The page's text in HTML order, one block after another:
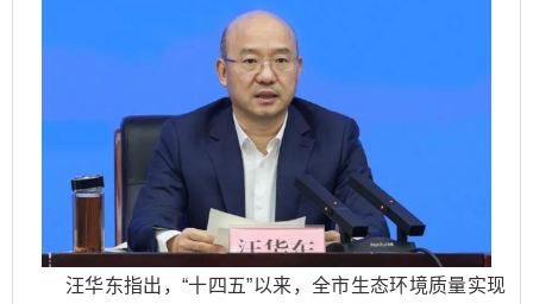
汪华东指出，“十四五”以来，全市生态环境质量实现